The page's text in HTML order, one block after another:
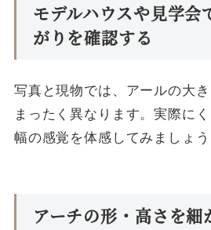
モデルハウスや見学会
がりを確認する
写真と現物では、アールの大
まったく異なります。実際に
幅の感覚を体感してみましょう
アーチの形・高さを細